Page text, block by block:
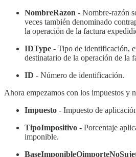
NombreRazon - Nombre-razón
veces también denominado
la operación de la factura
IDType - Tipo de identificación,
destinatario de la operación de la
ID - Número de identificación.
Ahora empezamos con los impuestos y
Impuesto - Impuesto de
TipoImpositivo - Porcentaje
imponible.